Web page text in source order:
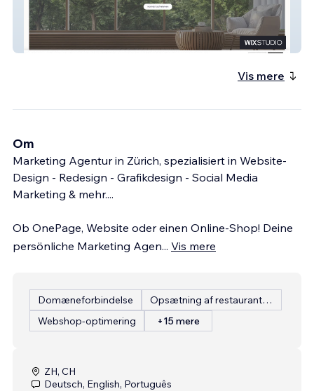
CARA Immobilien Treuhand
Vis mere
Om
Marketing Agentur in Zürich, spezialisiert in Website-
Design - Redesign - Grafikdesign - Social Media
Marketing & mehr....
Ob OnePage, Website oder einen Online-Shop! Deine
persönliche Marketing Agen... Vis mere
Domæneforbindelse
Opsætning af restaurantmenu
Webshop-optimering
+15 mere
ZH, CH
Deutsch, English, Português